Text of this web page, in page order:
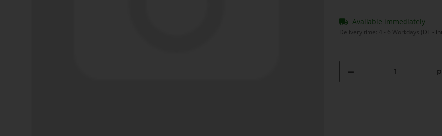
Available immediately
Delivery time: 4 - 6 Workdays (DE -